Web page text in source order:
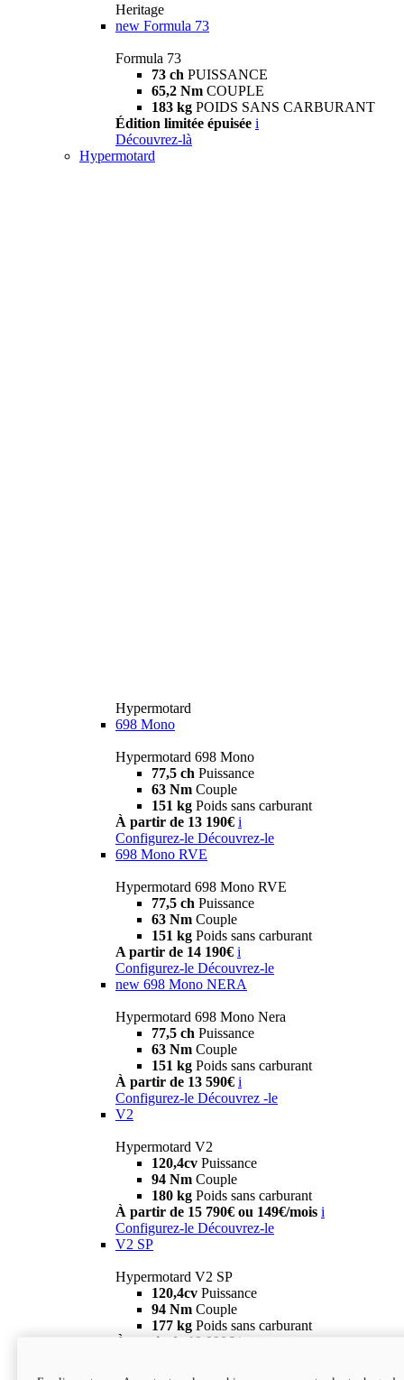
Heritage
new Formula 73
Formula 73
73 ch PUISSANCE
65,2 Nm COUPLE
183 kg POIDS SANS CARBURANT
Édition limitée épuisée i
Découvrez-là
Hypermotard
Hypermotard
698 Mono
Hypermotard 698 Mono
77,5 ch Puissance
63 Nm Couple
151 kg Poids sans carburant
À partir de 13 190€ i
Configurez-le Découvrez-le
698 Mono RVE
Hypermotard 698 Mono RVE
77,5 ch Puissance
63 Nm Couple
151 kg Poids sans carburant
A partir de 14 190€ i
Configurez-le Découvrez-le
new 698 Mono NERA
Hypermotard 698 Mono Nera
77,5 ch Puissance
63 Nm Couple
151 kg Poids sans carburant
À partir de 13 590€ i
Configurez-le Découvrez -le
V2
Hypermotard V2
120,4cv Puissance
94 Nm Couple
180 kg Poids sans carburant
À partir de 15 790€ ou 149€/mois i
Configurez-le Découvrez-le
V2 SP
Hypermotard V2 SP
120,4cv Puissance
94 Nm Couple
177 kg Poids sans carburant
À partir de 19 990€ i
new
V2 SP 100